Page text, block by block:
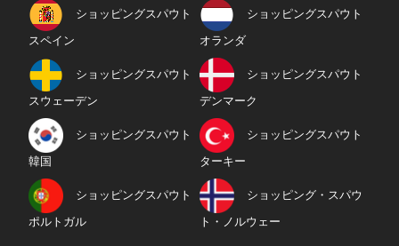
ショッピングスパウト
スペイン
ショッピングスパウト
オランダ
ショッピングスパウト
スウェーデン
ショッピングスパウト
デンマーク
ショッピングスパウト
韓国
ショッピングスパウト
ターキー
ショッピングスパウト
ポルトガル
ショッピング・スパウ
ト・ノルウェー